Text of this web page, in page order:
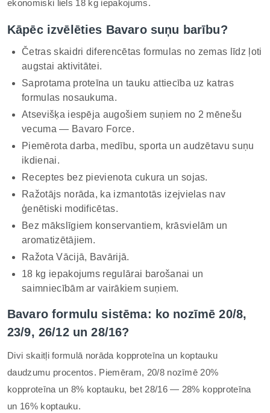
ekonomiski liels 18 kg iepakojums.
Kāpēc izvēlēties Bavaro suņu barību?
Četras skaidri diferencētas formulas no zemas līdz ļoti
augstai aktivitātei.
Saprotama proteīna un tauku attiecība uz katras
formulas nosaukuma.
Atsevišķa iespēja augošiem suņiem no 2 mēnešu
vecuma — Bavaro Force.
Piemērota darba, medību, sporta un audzētavu suņu
ikdienai.
Receptes bez pievienota cukura un sojas.
Ražotājs norāda, ka izmantotās izejvielas nav
ģenētiski modificētas.
Bez mākslīgiem konservantiem, krāsvielām un
aromatizētājiem.
Ražota Vācijā, Bavārijā.
18 kg iepakojums regulārai barošanai un
saimniecībām ar vairākiem suņiem.
Bavaro formulu sistēma: ko nozīmē 20/8,
23/9, 26/12 un 28/16?
Divi skaitļi formulā norāda kopproteīna un koptauku
daudzumu procentos. Piemēram, 20/8 nozīmē 20%
kopproteīna un 8% koptauku, bet 28/16 — 28% kopproteīna
un 16% koptauku.